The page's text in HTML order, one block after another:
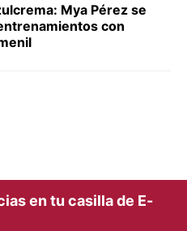
Mya Pérez se
con
en tu casilla de E-